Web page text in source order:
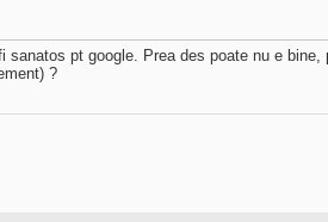
pt google. Prea des poate nu e
?